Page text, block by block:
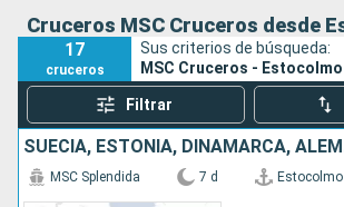
Buscar
Cruceros MSC Cruceros desde
17
cruceros
Sus criterios de búsqueda:
MSC Cruceros - Estocolmo
Filtrar
MSC Splendida 7 d Estocolmo